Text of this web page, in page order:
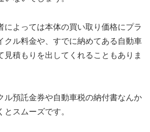
によっては本体の買い取り価格にプラ
クル料金や、すでに納めてある自動車
見積もりを出してくれることもありま
ル預託金券や自動車税の納付書なんか
とスムーズです。